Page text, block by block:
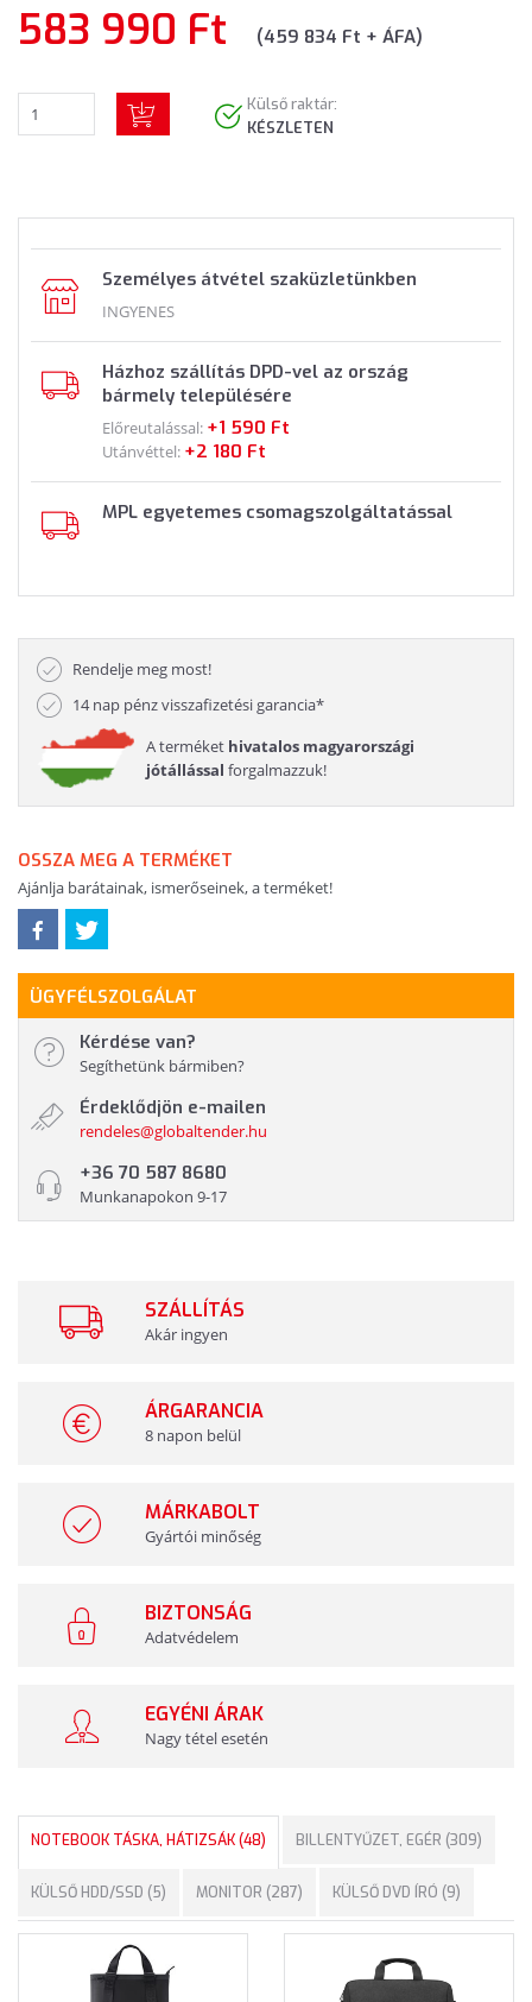
583 990 Ft (459 834 Ft + ÁFA)
Külső raktár:
KÉSZLETEN
Személyes átvétel szaküzletünkben
INGYENES
Házhoz szállítás DPD-vel az ország
bármely településére
Előreutalással: +1 590 Ft
Utánvéttel: +2 180 Ft
MPL egyetemes csomagszolgáltatással
Rendelje meg most!
14 nap pénz visszafizetési garancia*
A terméket hivatalos magyarországi
jótállással forgalmazzuk!
OSSZA MEG A TERMÉKET
Ajánlja barátainak, ismerőseinek, a terméket!
ÜGYFÉLSZOLGÁLAT
Kérdése van?
Segíthetünk bármiben?
Érdeklődjön e-mailen
rendeles@globaltender.hu
+36 70 587 8680
Munkanapokon 9-17
SZÁLLÍTÁS
Akár ingyen
ÁRGARANCIA
8 napon belül
MÁRKABOLT
Gyártói minőség
BIZTONSÁG
Adatvédelem
EGYÉNI ÁRAK
Nagy tétel esetén
NOTEBOOK TÁSKA, HÁTIZSÁK (48) BILLENTYŰZET, EGÉR (309)
KÜLSŐ HDD/SSD (5) MONITOR (287) KÜLSŐ DVD ÍRÓ (9)